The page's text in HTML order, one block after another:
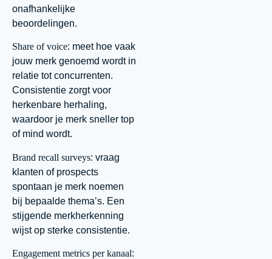
onafhankelijke
beoordelingen.
Share of voice: meet hoe vaak
jouw merk genoemd wordt in
relatie tot concurrenten.
Consistentie zorgt voor
herkenbare herhaling,
waardoor je merk sneller top
of mind wordt.
Brand recall surveys: vraag
klanten of prospects
spontaan je merk noemen
bij bepaalde thema’s. Een
stijgende merkherkenning
wijst op sterke consistentie.
Engagement metrics per kanaal: